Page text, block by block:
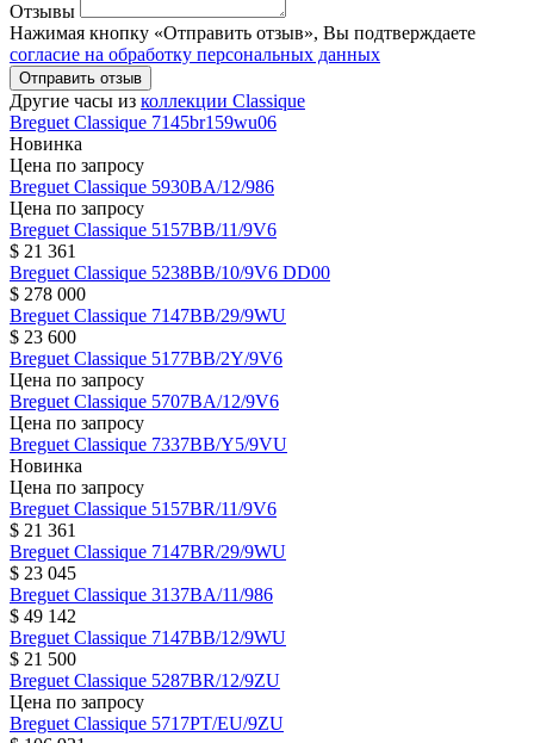
Отзывы
Нажимая кнопку «Отправить отзыв», Вы подтверждаете
согласие на обработку персональных данных
Отправить отзыв
Другие часы из коллекции Classique
Breguet Classique 7145br159wu06
Новинка
Цена по запросу
Breguet Classique 5930BA/12/986
Цена по запросу
Breguet Classique 5157BB/11/9V6
$ 21 361
Breguet Classique 5238BB/10/9V6 DD00
$ 278 000
Breguet Classique 7147BB/29/9WU
$ 23 600
Breguet Classique 5177BB/2Y/9V6
Цена по запросу
Breguet Classique 5707BA/12/9V6
Цена по запросу
Breguet Classique 7337BB/Y5/9VU
Новинка
Цена по запросу
Breguet Classique 5157BR/11/9V6
$ 21 361
Breguet Classique 7147BR/29/9WU
$ 23 045
Breguet Classique 3137BA/11/986
$ 49 142
Breguet Classique 7147BB/12/9WU
$ 21 500
Breguet Classique 5287BR/12/9ZU
Цена по запросу
Breguet Classique 5717PT/EU/9ZU